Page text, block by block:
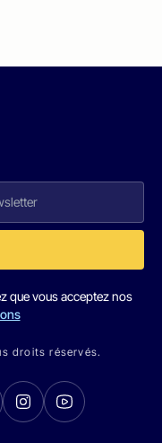
que vous acceptez nos
droits réservés.